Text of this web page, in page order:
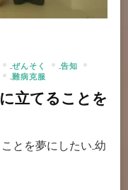
ぜんそく
告知
難病克服
立てることを
とを夢にしたい 幼